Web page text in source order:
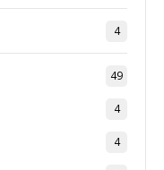
4
49
4
4